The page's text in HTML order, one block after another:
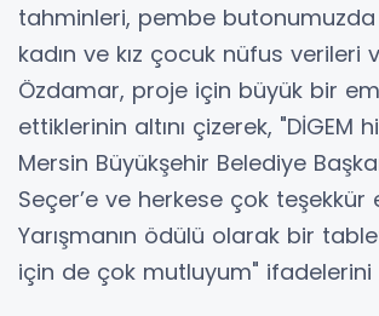
tahminleri, pembe
kadın ve kız çocuk nüfus verileri
Özdamar, proje için büyük bir
ettiklerinin altını çizerek, "DİGEM
Mersin Büyükşehir Belediye
Seçer’e ve herkese çok teşekkür
Yarışmanın ödülü olarak bir
için de çok mutluyum" ifadelerini